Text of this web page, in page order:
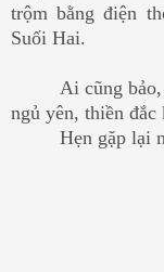
trộm bằng điện
Suối Hai.
Ai cũng bảo,
ngủ yên, thiền đắc
Hẹn gặp lại